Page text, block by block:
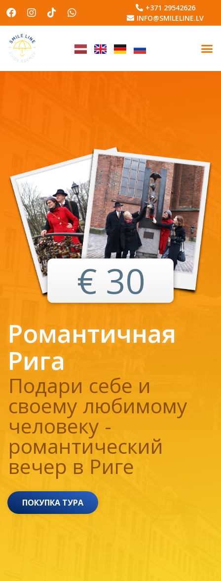
+371 29542626
INFO@SMILELINE.LV
Романтичная
Рига
Подари себе и
своему любимому
человеку -
романтический
вечер в Риге
ПОКУПКА ТУРА
€ 30